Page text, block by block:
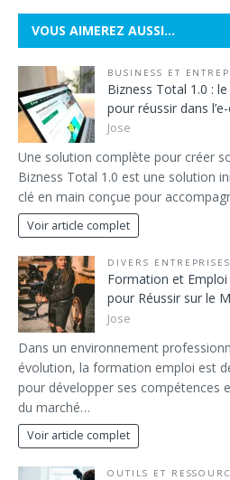
VOUS AIMEREZ AUSSI…
BUSINESS ET
Bizness Total 1.0 :
pour réussir dans
Jose
Une solution complète pour créer
Bizness Total 1.0 est une solution
clé en main conçue pour
Voir article complet
DIVERS ENTREPRISES
Formation et
pour Réussir sur le
Jose
Dans un environnement
évolution, la formation emploi est
pour développer ses compétences
du marché…
Voir article complet
OUTILS ET